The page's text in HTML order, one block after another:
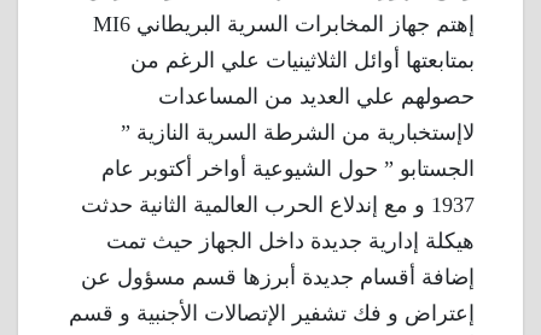
إهتم جهاز المخابرات السرية البريطاني MI6
بمتابعتها أوائل الثلاثينيات علي الرغم من
حصولهم علي العديد من المساعدات
لاإستخبارية من الشرطة السرية النازية ”
الجستابو ” حول الشيوعية أواخر أكتوبر عام
1937 و مع إندلاع الحرب العالمية الثانية حدثت
هيكلة إدارية جديدة داخل الجهاز حيث تمت
إضافة أقسام جديدة أبرزها قسم مسؤول عن
إعتراض و فك تشفير الإتصالات الأجنبية و قسم